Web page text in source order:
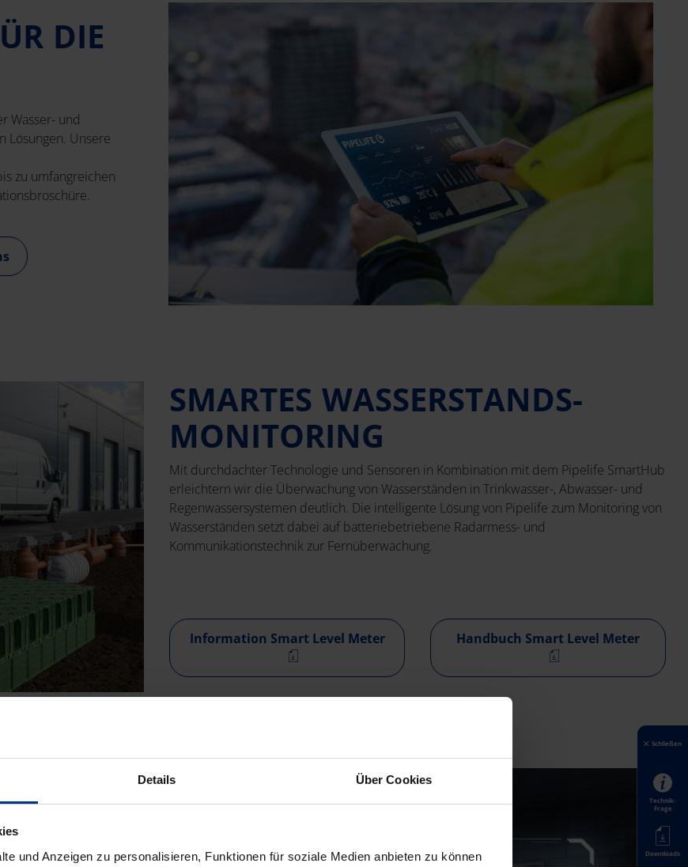
Details Über Cookies
und Anzeigen zu personalisieren, Funktionen für soziale Medien anbieten zu können
DIE
Wasser- und
Lösungen. Unsere
zu umfangreichen
SMARTES WASSERSTANDS-
MONITORING
Mit durchdachter Technologie und Sensoren in Kombination mit dem Pipelife SmartHub
erleichtern wir die Überwachung von Wasserständen in Trinkwasser-, Abwasser- und
Regenwassersystemen deutlich. Die intelligente Lösung von Pipelife zum Monitoring von
Wasserständen setzt dabei auf batteriebetriebene Radarmess- und
Kommunikationstechnik zur Fernüberwachung.
Information Smart Level Meter Handbuch Smart Level Meter
Schließen
Technik-
Frage
Downloads